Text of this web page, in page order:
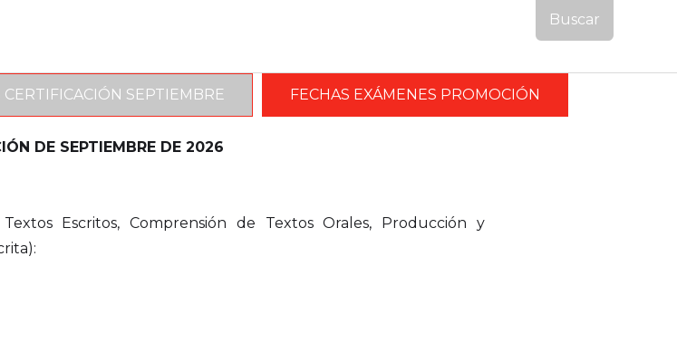
CERTIFICACIÓN SEPTIEMBRE FECHAS EXÁMENES PROMOCIÓN
DE SEPTIEMBRE DE 2026
Escritos, Comprensión de Textos Orales, Producción y